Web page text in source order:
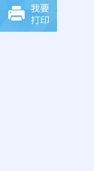
我要
打印